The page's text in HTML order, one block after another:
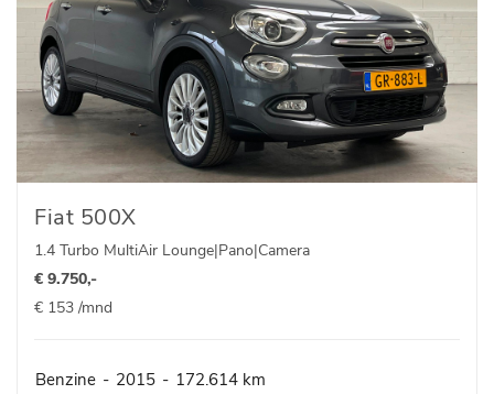
Fiat 500X
1.4 Turbo MultiAir Lounge|Pano|Camera
€ 9.750,-
€ 153 /mnd
Benzine - 2015 - 172.614 km